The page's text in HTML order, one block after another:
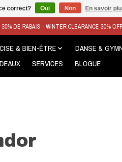
DE RABAIS - WINTER CLEARANCE 30% OFF
& BIEN-ÊTRE DANSE &
SERVICES BLOGUE
correct? Oui Non En savoir